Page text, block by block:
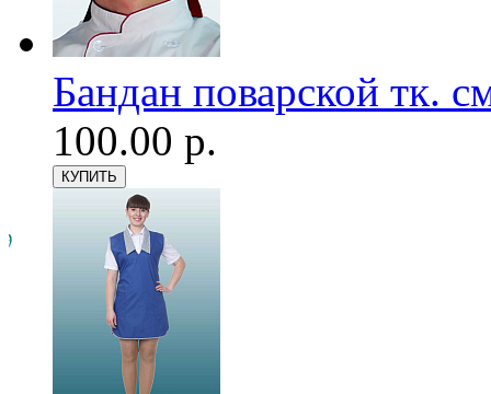
Бандан поварской тк.
100.00 р.